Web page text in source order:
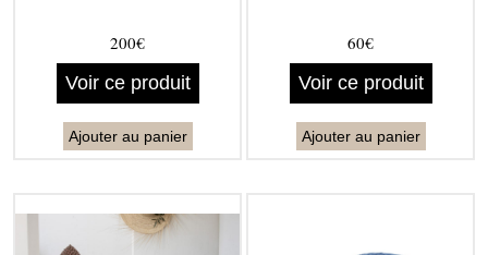
200€
Voir ce produit
Ajouter au panier
60€
Voir ce produit
Ajouter au panier